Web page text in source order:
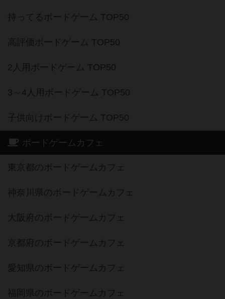
持ってるボードゲーム TOP50
高評価ボードゲーム TOP50
2人用ボードゲーム TOP50
3～4人用ボードゲーム TOP50
子供向けボードゲーム TOP50
ボードゲームカフェ
東京都のボードゲームカフェ
神奈川県のボードゲームカフェ
大阪府のボードゲームカフェ
京都府のボードゲームカフェ
愛知県のボードゲームカフェ
福岡県のボードゲームカフェ